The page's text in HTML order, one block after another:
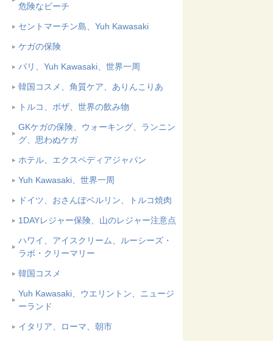
危険なビーチ
セントマーチン島、Yuh Kawasaki
ケガの保険
パリ、Yuh Kawasaki、世界一周
韓国コスメ、角質ケア、ありんこりあ
トルコ、ボザ、世界の飲み物
GKケガの保険、ウォーキング、ランニン
グ、思わぬケガ
ホテル、エクスペディアジャパン
Yuh Kawasaki、世界一周
ドイツ、おさんぽベルリン、トルコ焼肉
1DAYレジャー保険、山のレジャー注意点
ハワイ、アイスクリーム、ルーシーズ・
ラボ・クリーマリー
韓国コスメ
Yuh Kawasaki、ウエリントン、ニュージ
ーランド
イタリア、ローマ、朝市